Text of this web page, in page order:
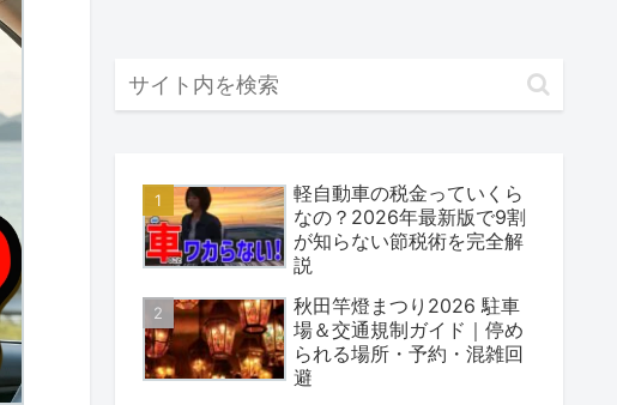
軽自動車の税金っていくら
なの？2026年最新版で9割
が知らない節税術を完全解
説
秋田竿燈まつり2026 駐車
場＆交通規制ガイド｜停め
られる場所・予約・混雑回
避